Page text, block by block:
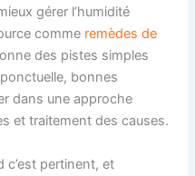
gérer l’humidité
comme remèdes de
des pistes simples
bonnes
dans une approche
et traitement des causes.
c’est pertinent, et